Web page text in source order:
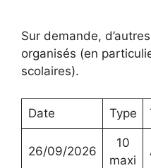
Sur demande,
organisés (en
scolaires).
Date Type
26/09/2026
10
maxi